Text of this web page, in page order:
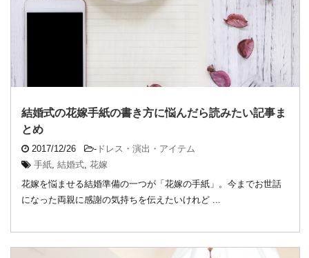
結婚式の花嫁手紙の書き方に悩んだら読みたい記事ま
とめ
2017/12/26 - ドレス・演出・アイテム
手紙 結婚式 花嫁
花嫁を悩ませる結婚準備の一つが「花嫁の手紙」。今までお世話
になった両親に感謝の気持ちを伝えたいけれど ...